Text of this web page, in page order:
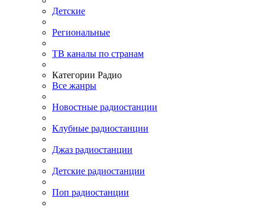
Детские
Региональные
ТВ каналы по странам
Категории Радио
Все жанры
Новостные радиостанции
Клубные радиостанции
Джаз радиостанции
Детские радиостанции
Поп радиостанции